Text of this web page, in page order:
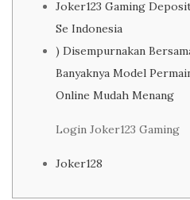
Joker123 Gaming
Se Indonesia
) Disempurnakan
Banyaknya Model
Online Mudah Menang
Login Joker123 Gaming
Joker128